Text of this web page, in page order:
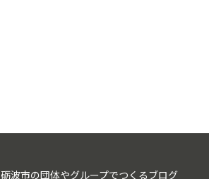
砺波市の団体やグループでつくるブログ